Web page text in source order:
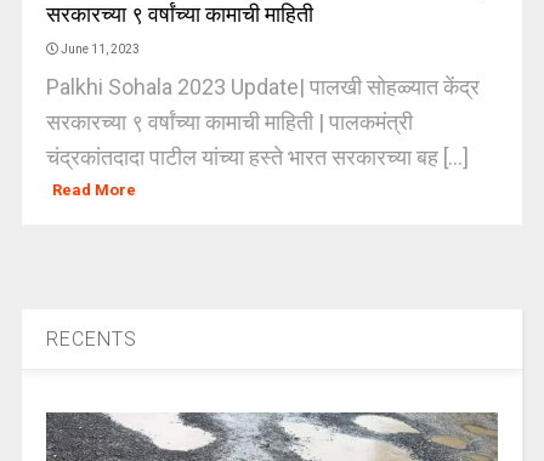
सरकारच्या ९ वर्षांच्या कामाची माहिती
June 11, 2023
Palkhi Sohala 2023 Update| पालखी सोहळ्यात केंद्र
सरकारच्या ९ वर्षांच्या कामाची माहिती | पालकमंत्री
चंद्रकांतदादा पाटील यांच्या हस्ते भारत सरकारच्या बह [...]
Read More
RECENTS